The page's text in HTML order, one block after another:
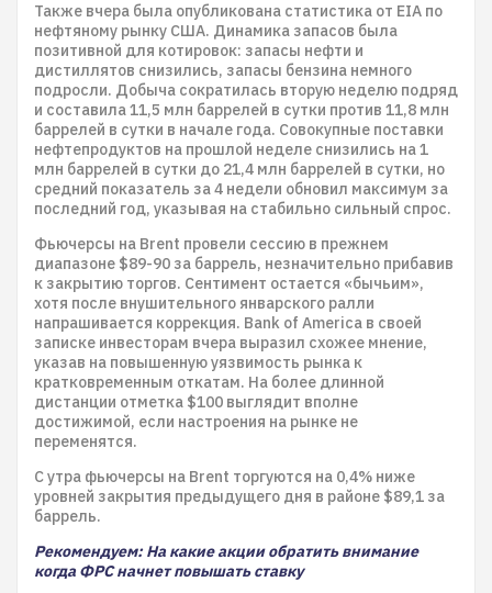
Также вчера была опубликована статистика от EIA по
нефтяному рынку США. Динамика запасов была
позитивной для котировок: запасы нефти и
дистиллятов снизились, запасы бензина немного
подросли. Добыча сократилась вторую неделю подряд
и составила 11,5 млн баррелей в сутки против 11,8 млн
баррелей в сутки в начале года. Совокупные поставки
нефтепродуктов на прошлой неделе снизились на 1
млн баррелей в сутки до 21,4 млн баррелей в сутки, но
средний показатель за 4 недели обновил максимум за
последний год, указывая на стабильно сильный спрос.
Фьючерсы на Brent провели сессию в прежнем
диапазоне $89-90 за баррель, незначительно прибавив
к закрытию торгов. Сентимент остается «бычьим»,
хотя после внушительного январского ралли
напрашивается коррекция. Bank of America в своей
записке инвесторам вчера выразил схожее мнение,
указав на повышенную уязвимость рынка к
кратковременным откатам. На более длинной
дистанции отметка $100 выглядит вполне
достижимой, если настроения на рынке не
переменятся.
С утра фьючерсы на Brent торгуются на 0,4% ниже
уровней закрытия предыдущего дня в районе $89,1 за
баррель.
Рекомендуем: На какие акции обратить внимание
когда ФРС начнет повышать ставку